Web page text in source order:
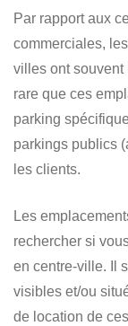
Par rapport aux
commerciales, les
villes ont souvent
rare que ces
parking
parkings publics
les clients.
Les
rechercher si
en centre-ville. Il
visibles et/ou
de location de